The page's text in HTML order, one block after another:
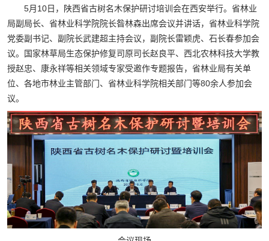
5月10日，陕西省古树名木保护研讨培训会在西安举行。省林业
局副局长、省林业科学院院长昝林森出席会议并讲话，省林业科学院
党委副书记、副院长武建超主持会议，副院长雷颖虎、石长春参加会
议。国家林草局生态保护修复司原司长赵良平、西北农林科技大学教
授赵忠、康永祥等相关领域专家受邀作专题报告，省林业局有关单
位、各地市林业主管部门、省林业科学院相关部门等80余人参加会
议。